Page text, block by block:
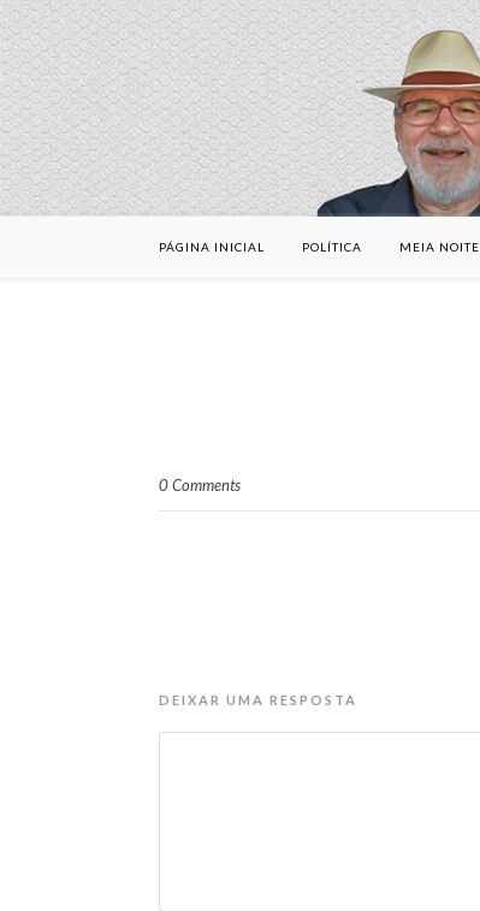
PÁGINA INICIAL POLÍTICA MEIA NOITE
0 Comments
DEIXAR UMA RESPOSTA